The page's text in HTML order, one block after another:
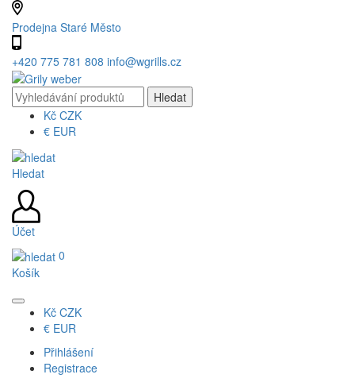
Prodejna Staré Město
+420 775 781 808 info@wgrills.cz
Kč CZK
€ EUR
Hledat
Účet
0
Košík
Kč CZK
€ EUR
Přihlášení
Registrace